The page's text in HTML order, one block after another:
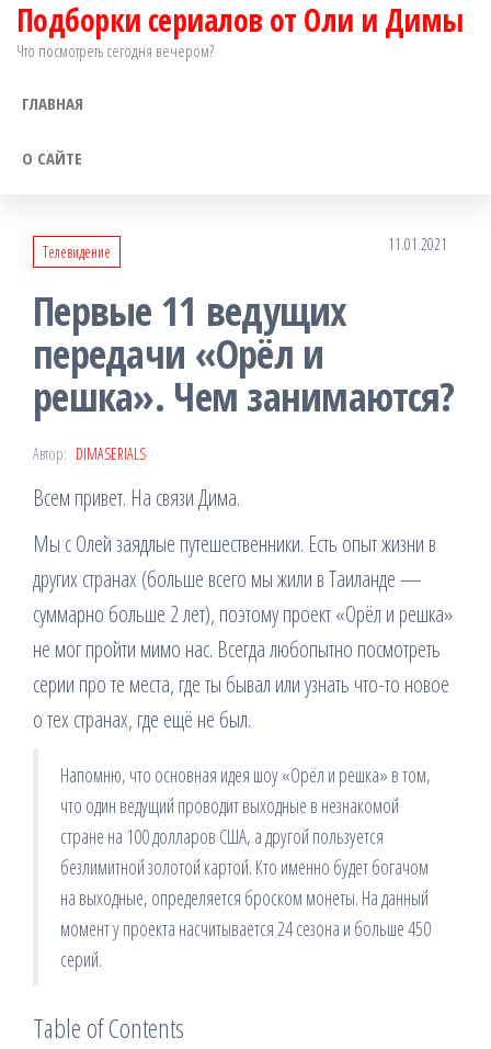
Перейти
Подборки сериалов от Оли и Димы
Что посмотреть сегодня вечером?
ГЛАВНАЯ
О САЙТЕ
Телевидение 11.01.2021
Первые 11 ведущих
передачи «Орёл и
решка». Чем занимаются?
Автор: DIMASERIALS
Всем привет. На связи Дима.
Мы с Олей заядлые путешественники. Есть опыт жизни в
других странах (больше всего мы жили в Таиланде —
суммарно больше 2 лет), поэтому проект «Орёл и решка»
не мог пройти мимо нас. Всегда любопытно посмотреть
серии про те места, где ты бывал или узнать что-то новое
о тех странах, где ещё не был.
Напомню, что основная идея шоу «Орёл и решка» в том,
что один ведущий проводит выходные в незнакомой
стране на 100 долларов США, а другой пользуется
безлимитной золотой картой. Кто именно будет богачом
на выходные, определяется броском монеты. На данный
момент у проекта насчитывается 24 сезона и больше 450
серий.
Table of Contents